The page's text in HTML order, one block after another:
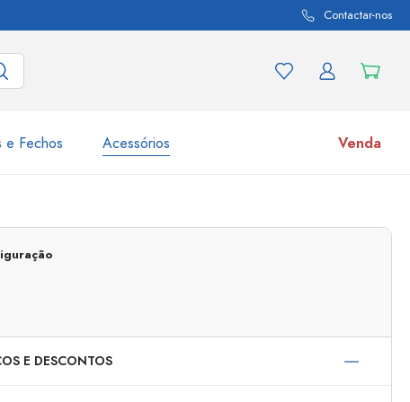
Contactar-nos
e Fechos Acessórios Venda
Frascos
E DESCONTOS